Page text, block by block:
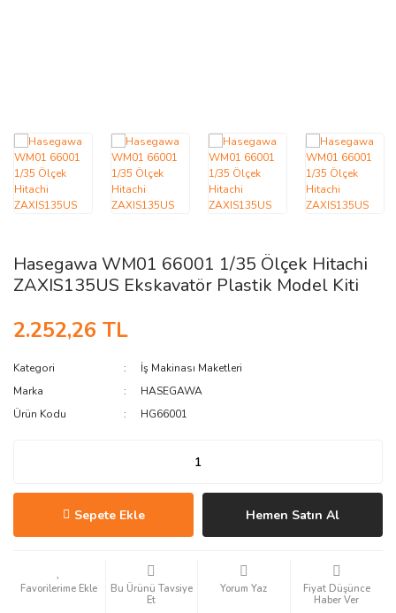
Hasegawa WM01 66001 1/35 Ölçek Hitachi
ZAXIS135US Ekskavatör Plastik Model Kiti
2.252,26 TL
Kategori
İş Makinası Maketleri
Marka
HASEGAWA
Ürün Kodu
HG66001
Sepete Ekle Hemen Satın Al
Bu Ürünü Tavsiye
Et
Yorum Yaz
Fiyat Düşünce
Haber Ver
TEKNİK KİTAP ve KATALOGLAR